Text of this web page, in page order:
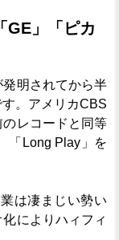
GE」「ピカ
明されてから半
。アメリカCBS
レコードと同等
「Long Play」を
は凄まじい勢い
によりハィフィ